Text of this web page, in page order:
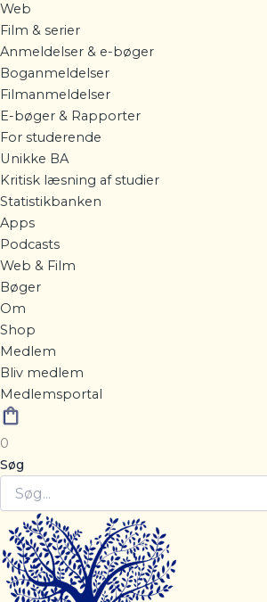
Web
Film & serier
Anmeldelser & e-bøger
Boganmeldelser
Filmanmeldelser
E-bøger & Rapporter
For studerende
Unikke BA
Kritisk læsning af studier
Statistikbanken
Apps
Podcasts
Web & Film
Bøger
Om
Shop
Medlem
Bliv medlem
Medlemsportal
0
Søg